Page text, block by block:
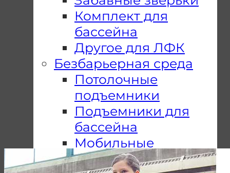
Комплект для
бассейна
Другое для ЛФК
Безбарьерная среда
Потолочные
подъемники
Подъемники для
бассейна
Мобильные
подъемники